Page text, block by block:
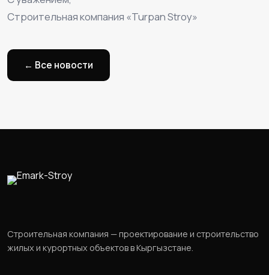
Строительная компания «Turpan Stroy»
← Все новости
Строительная компания — проектирование и строительство
жилых и курортных объектов в Кыргызстане.